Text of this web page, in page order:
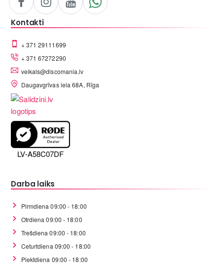
Kontakti
+ 371 29111699
+ 371 67272290
veikals@discomania.lv
Daugavgrīvas iela 68A, Rīga
LV-A58C07DF
Darba laiks
Pirmdiena 09:00 - 18:00
Otrdiena 09:00 - 18:00
Trešdiena 09:00 - 18:00
Ceturtdiena 09:00 - 18:00
Piektdiena 09:00 - 18:00